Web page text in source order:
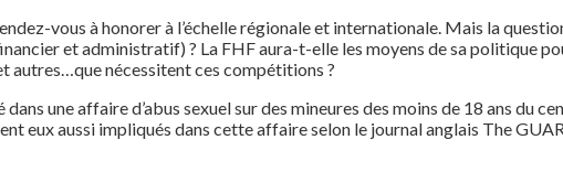
vous à honorer à l’échelle régionale et internationale. Mais la
et administratif) ? La FHF aura-t-elle les moyens de sa politique
autres…que nécessitent ces compétitions ?
une affaire d’abus sexuel sur des mineures des moins de 18 ans
eux aussi impliqués dans cette affaire selon le journal anglais The